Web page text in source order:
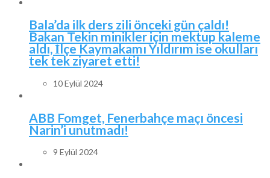
Bala’da ilk ders zili önceki gün çaldı!
Bakan Tekin minikler için mektup kaleme
aldı, İlçe Kaymakamı Yıldırım ise okulları
tek tek ziyaret etti!
10 Eylül 2024
ABB Fomget, Fenerbahçe maçı öncesi
Narin’i unutmadı!
9 Eylül 2024